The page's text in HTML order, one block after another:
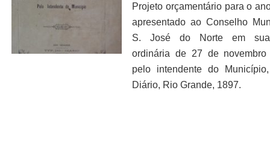
Projeto orçamentário para o
apresentado ao Conselho
S. José do Norte em
ordinária de 27 de
pelo intendente do
Diário, Rio Grande, 1897.